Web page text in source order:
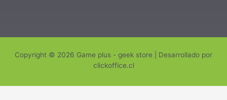
Copyright © 2026 Game plus - geek store | Desarrollado por
clickoffice.cl